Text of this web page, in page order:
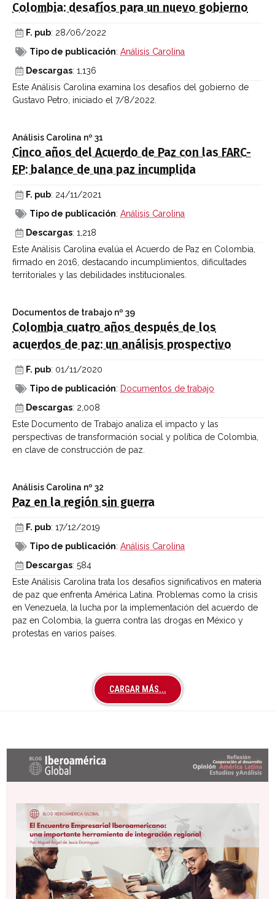
Colombia: desafíos para un nuevo gobierno
F. pub: 28/06/2022
Tipo de publicación: Análisis Carolina
Descargas: 1,136
Este Análisis Carolina examina los desafíos del gobierno de
Gustavo Petro, iniciado el 7/8/2022.
Análisis Carolina nº 31
Cinco años del Acuerdo de Paz con las FARC-
EP: balance de una paz incumplida
F. pub: 24/11/2021
Tipo de publicación: Análisis Carolina
Descargas: 1,218
Este Análisis Carolina evalúa el Acuerdo de Paz en Colombia,
firmado en 2016, destacando incumplimientos, dificultades
territoriales y las debilidades institucionales.
Documentos de trabajo nº 39
Colombia cuatro años después de los
acuerdos de paz: un análisis prospectivo
F. pub: 01/11/2020
Tipo de publicación: Documentos de trabajo
Descargas: 2,008
Este Documento de Trabajo analiza el impacto y las
perspectivas de transformación social y política de Colombia,
en clave de construcción de paz.
Análisis Carolina nº 32
Paz en la región sin guerra
F. pub: 17/12/2019
Tipo de publicación: Análisis Carolina
Descargas: 584
Este Análisis Carolina trata los desafíos significativos en materia
de paz que enfrenta América Latina. Problemas como la crisis
en Venezuela, la lucha por la implementación del acuerdo de
paz en Colombia, la guerra contra las drogas en México y
protestas en varios países.
CARGAR MÁS...
Últimas entradas Blog Iberoamérica global